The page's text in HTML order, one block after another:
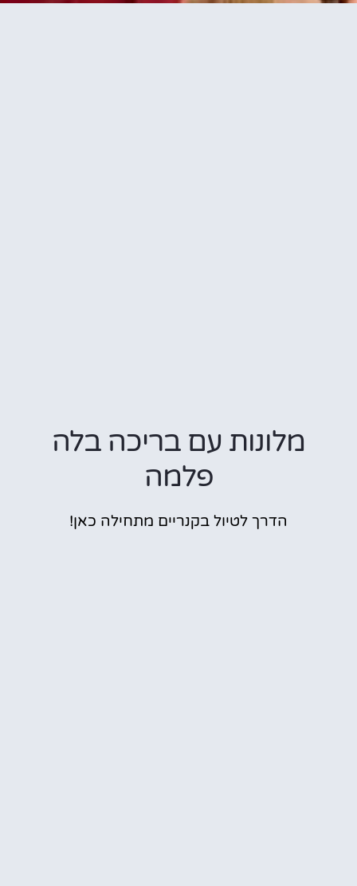
מלונות עם בריכה בלה
פלמה
הדרך לטיול בקנריים מתחילה כאן!